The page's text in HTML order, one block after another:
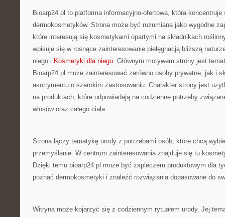
Bioarp24.pl to platforma informacyjno-ofertowa, która koncentruje
dermokosmetyków. Strona może być rozumiana jako wygodne
które interesują się kosmetykami opartymi na składnikach
wpisuje się w rosnące zainteresowanie pielęgnacją bliższą
niego i Kosmetyki dla niego. Głównym motywem strony jest
Bioarp24.pl może zainteresować zarówno osoby prywatne, jak i
asortymentu o szerokim zastosowaniu. Charakter strony jest
na produktach, które odpowiadają na codzienne potrzeby
włosów oraz całego ciała.
Strona łączy tematykę urody z potrzebami osób, które chcą
przemyślanie. W centrum zainteresowania znajduje się tu
Dzięki temu bioarp24.pl może być zapleczem produktowym dla
poznać dermokosmetyki i znaleźć rozwiązania dopasowane do
Witryna może kojarzyć się z codziennym rytuałem urody. Jej